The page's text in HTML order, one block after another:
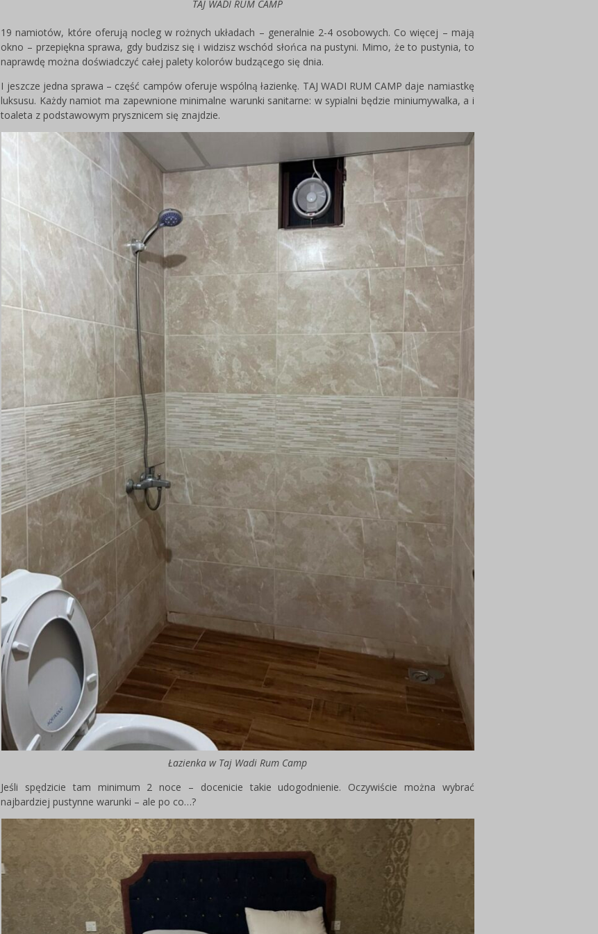
TAJ WADI RUM CAMP
19 namiotów, które oferują nocleg w rożnych układach – generalnie 2-4 osobowych. Co więcej – mają
okno – przepiękna sprawa, gdy budzisz się i widzisz wschód słońca na pustyni. Mimo, że to pustynia, to
naprawdę można doświadczyć całej palety kolorów budzącego się dnia.
I jeszcze jedna sprawa – część campów oferuje wspólną łazienkę. TAJ WADI RUM CAMP daje namiastkę
luksusu. Każdy namiot ma zapewnione minimalne warunki sanitarne: w sypialni będzie miniumywalka, a i
toaleta z podstawowym prysznicem się znajdzie.
Łazienka w Taj Wadi Rum Camp
Jeśli spędzicie tam minimum 2 noce – docenicie takie udogodnienie. Oczywiście można wybrać
najbardziej pustynne warunki – ale po co…?